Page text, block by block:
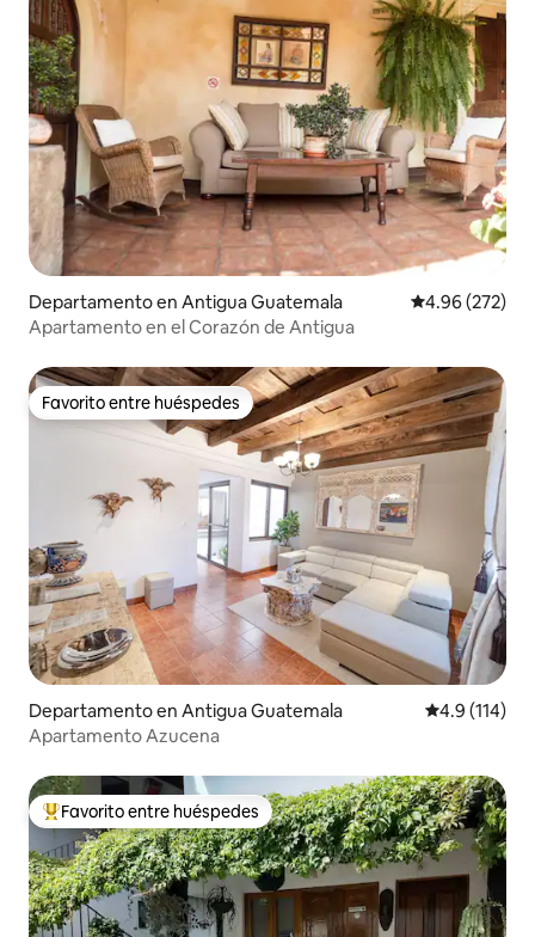
Departamento en Antigua Guatemala Calificación
4.96 (272)
Apartamento en el Corazón de Antigua
Favorito entre huéspedes
Favorito entre huéspedes
Departamento en Antigua Guatemala Calificación
4.9 (114)
Apartamento Azucena
De los mejores en Favorito entre huéspedes
Favorito entre huéspedes